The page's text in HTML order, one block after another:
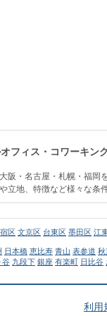
フィス・コワーキン
阪・名古屋・札幌・福
立地、特徴など様々な条
区 文京区 台東区 墨田区 江
日本橋 恵比寿 青山 表参道 秋
谷 九段下 銀座 有楽町 日比谷
利用